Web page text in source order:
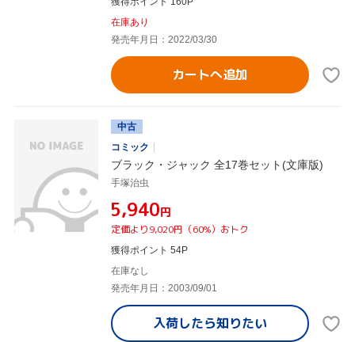
在庫あり
発売年月日：2022/03/30
カートへ追加
中古
コミック
ブラック・ジャック 全17巻セット(文庫版)
手塚治虫
¥5,940円
定価より9,020円（60%）おトク
獲得ポイント 54P
在庫なし
発売年月日：2003/09/01
入荷したら知りたい